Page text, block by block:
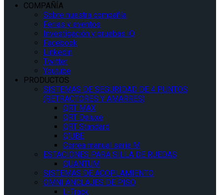
COMPAÑÍA
Sobre nuestra compañía
Ferias y eventos
Investigación y pruebas iQ
Facebook
Linkedin
Twitter
Youtube
PRODUCTOS
SISTEMAS DE SEGURIDAD DE 4 PUNTOS
(RETRACTORES Y AMARRES)
QRT MAX
QRT Deluxe
QRT Standard
Q’UBE
Correa manual serie M
ESTACIONES PARA SILLA DE RUEDAS
QUANTUM
SISTEMAS DE ACOPLAMIENTO
OMNI ANCLAJES DE PISO
L-Track